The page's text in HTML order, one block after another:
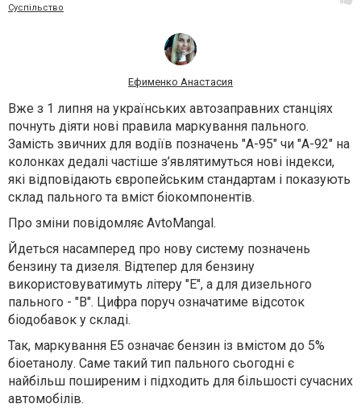
Суспільство
Ефименко Анастасия
Вже з 1 липня на українських автозаправних станціях
почнуть діяти нові правила маркування пального.
Замість звичних для водіїв позначень "А-95" чи "А-92" на
колонках дедалі частіше з’являтимуться нові індекси,
які відповідають європейським стандартам і показують
склад пального та вміст біокомпонентів.
Про зміни повідомляє AvtoMangal.
Йдеться насамперед про нову систему позначень
бензину та дизеля. Відтепер для бензину
використовуватимуть літеру "E", а для дизельного
пального - "B". Цифра поруч означатиме відсоток
біодобавок у складі.
Так, маркування E5 означає бензин із вмістом до 5%
біоетанолу. Саме такий тип пального сьогодні є
найбільш поширеним і підходить для більшості сучасних
автомобілів.